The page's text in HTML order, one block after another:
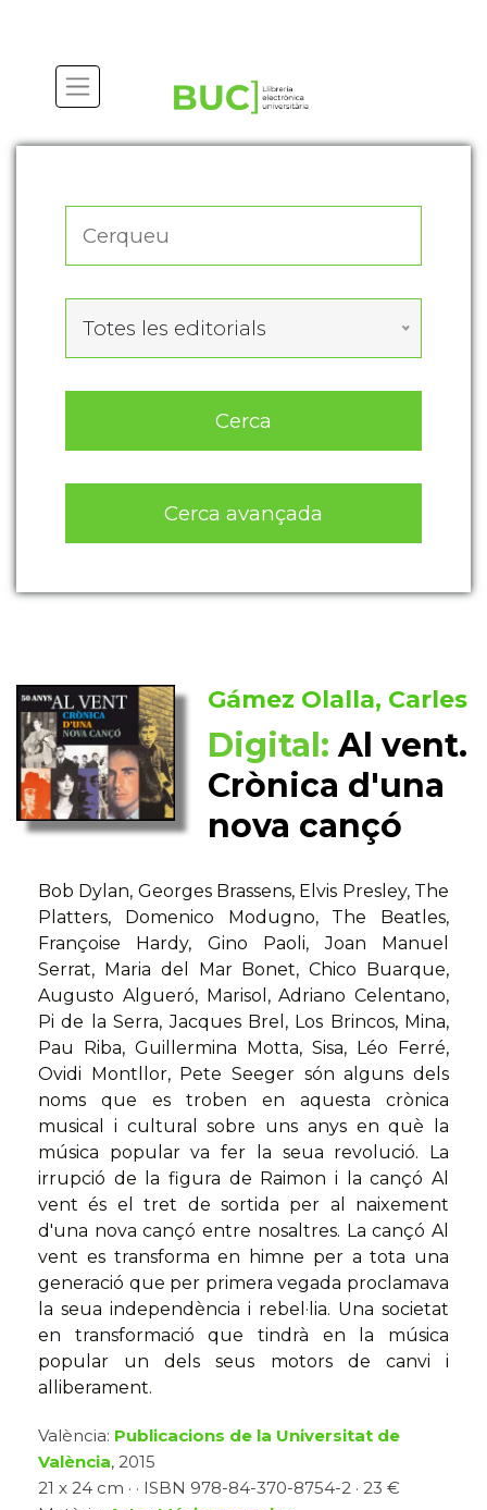
Totes les editorials
Cerca
Cerca avançada
Gámez Olalla, Carles
Digital: Al vent.
Crònica d'una
nova cançó
Bob Dylan, Georges Brassens, Elvis Presley, The
Platters, Domenico Modugno, The Beatles,
Françoise Hardy, Gino Paoli, Joan Manuel
Serrat, Maria del Mar Bonet, Chico Buarque,
Augusto Algueró, Marisol, Adriano Celentano,
Pi de la Serra, Jacques Brel, Los Brincos, Mina,
Pau Riba, Guillermina Motta, Sisa, Léo Ferré,
Ovidi Montllor, Pete Seeger són alguns dels
noms que es troben en aquesta crònica
musical i cultural sobre uns anys en què la
música popular va fer la seua revolució. La
irrupció de la figura de Raimon i la cançó Al
vent és el tret de sortida per al naixement
d'una nova cançó entre nosaltres. La cançó Al
vent es transforma en himne per a tota una
generació que per primera vegada proclamava
la seua independència i rebel·lia. Una societat
en transformació que tindrà en la música
popular un dels seus motors de canvi i
alliberament.
València: Publicacions de la Universitat de
València, 2015
21 x 24 cm · · ISBN 978-84-370-8754-2 · 23 €